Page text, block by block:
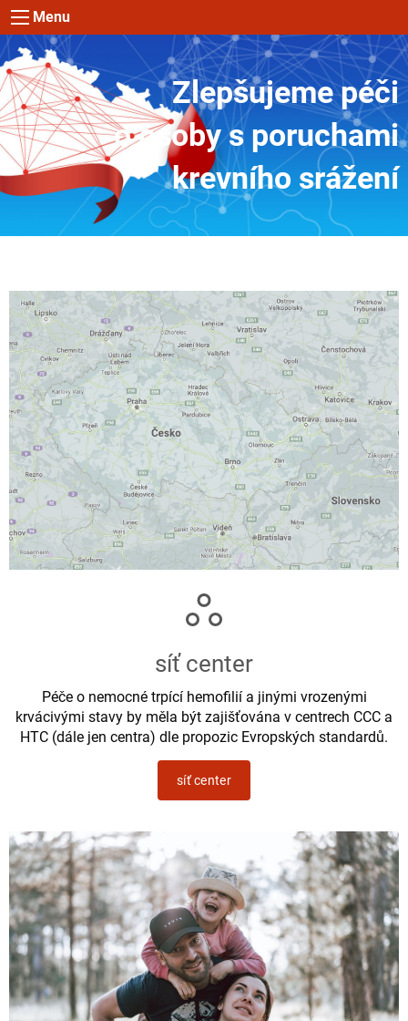
Menu
Zlepšujeme péči
o osoby s poruchami
krevního srážení
síť center
Péče o nemocné trpící hemofilií a jinými vrozenými
krvácivými stavy by měla být zajišťována v centrech CCC a
HTC (dále jen centra) dle propozic Evropských standardů.
síť center